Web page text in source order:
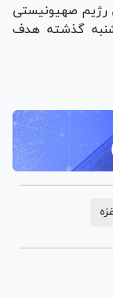
رژیم صهیونیستی
گذشته هدف